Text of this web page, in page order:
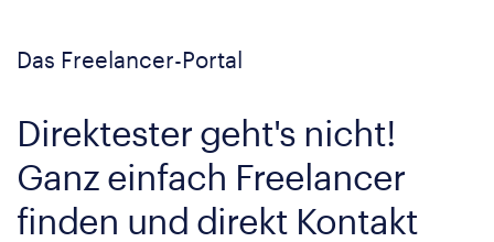
Das Freelancer-Portal
Direktester geht's nicht!
Ganz einfach Freelancer
finden und direkt Kontakt